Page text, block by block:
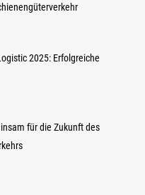
2025: Erfolgreiche
für die Zukunft des